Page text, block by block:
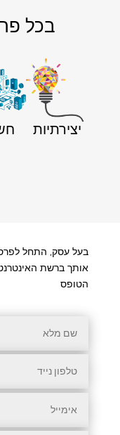
בכל
יצירתיות
בעל עסק, התחל
אותך ברשת
הטופס